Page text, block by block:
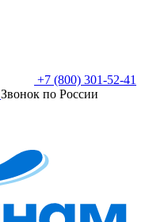
+7 (800) 301-52-41
Звонок по России